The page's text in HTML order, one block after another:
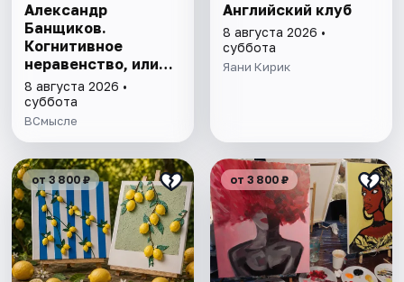
Александр
Банщиков.
Когнитивное
неравенство, или
почему умные
умнеют, а глупые
глупеют
8 августа 2026 •
суббота
ВСмысле
Английский клуб
8 августа 2026 •
суббота
Яани Кирик
от 3 800 ₽ от 3 800 ₽